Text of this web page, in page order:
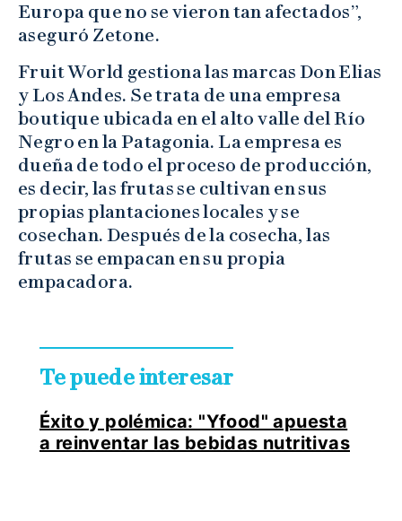
Europa que no se vieron tan afectados”,
aseguró Zetone.
Fruit World gestiona las marcas Don Elias
y Los Andes. Se trata de una empresa
boutique ubicada en el alto valle del Río
Negro en la Patagonia. La empresa es
dueña de todo el proceso de producción,
es decir, las frutas se cultivan en sus
propias plantaciones locales y se
cosechan. Después de la cosecha, las
frutas se empacan en su propia
empacadora.
Te puede interesar
Éxito y polémica: "Yfood" apuesta
a reinventar las bebidas nutritivas